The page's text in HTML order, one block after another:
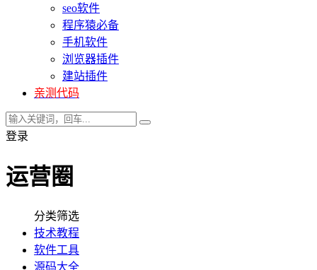
seo软件
程序猿必备
手机软件
浏览器插件
建站插件
亲测代码
登录
运营圈
分类筛选
技术教程
软件工具
源码大全